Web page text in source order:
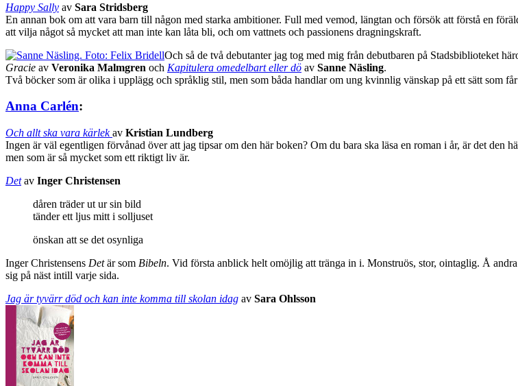
Happy Sally av Sara Stridsberg
En annan bok om att vara barn till någon med starka ambitioner. Full med vemod, längtan och försök att förstå en
att vilja något så mycket att man inte kan låta bli, och om vattnets och passionens dragningskraft.
Och så de två debutanter jag tog med mig från debutbaren på Stadsbiblioteket
Gracie av Veronika Malmgren och Kapitulera omedelbart eller dö av Sanne Näsling.
Två böcker som är olika i upplägg och språklig stil, men som båda handlar om ung kvinnlig vänskap på ett sätt som
Anna Carlén:
Och allt ska vara kärlek av Kristian Lundberg
Ingen är väl egentligen förvånad över att jag tipsar om den här boken? Om du bara ska läsa en roman i år, är det den
men som är så mycket som ett riktigt liv är.
Detav Inger Christensen
dåren träder ut ur sin bild
tänder ett ljus mitt i solljuset
önskan att se det osynliga
Inger Christensens Detär som Bibeln. Vid första anblick helt omöjlig att tränga in i. Monstruös, stor, ointaglig. Å
sig på näst intill varje sida.
Jag är tyvärr död och kan inte komma till skolan idag av Sara Ohlsson